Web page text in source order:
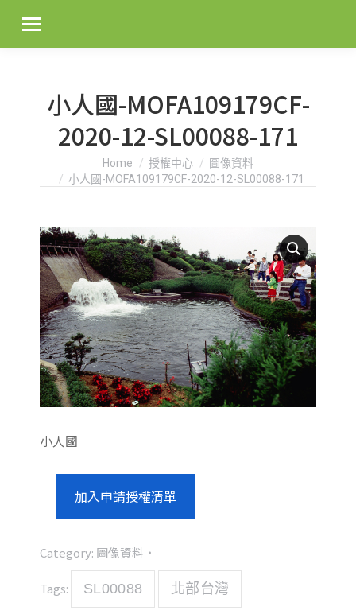
小人國-MOFA109179CF-
2020-12-SL00088-171
You are here:Home 授權中心
圖像資料
小人國-MOFA109179CF-2020-12-SL00088-171
小人國
加入申請授權清單
Category: 圖像資料
Tags: SL00088 北部台灣